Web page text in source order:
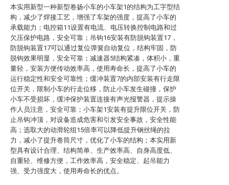
本实用新型一种新型卷扬小车的小车架1的结构为工字型结
构，减少了焊接工艺，增强了车架的强度，提高了小车的
承载能力；电控箱11设置有电流、电压转换控制电路和过
欠压保护电路，安全可靠；吊钩16安装有防脱钩装置17，
防脱钩装置17可以通过复位弹簧自动复位，结构牢固，防
脱钩效果明显，安全可靠；减速器5结构紧凑，体积小，重
量轻，安装方便传动效率高，使用寿命长，提高了小车的
运行稳定性和安全可靠性；缓冲装置7的内部安装有行走限
位开关，限制小车的行走位移，防止小车发生碰撞，保护
小车不受损坏，缓冲保护装置连接有声光报警器，提示操
作人员注意，安全可靠；小车架1安装有提升限位开关，防
止吊钩冲顶，对设备造成危害和引发安全事故，安全性能
高；选取大的动滑轮组15倍率可以降低提升钢丝绳的拉
力，减小了提升卷筒尺寸，优化了小车的结构；本实用新
型具有设计合理、结构简单、生产效率高、自身高度低、
自重轻、维修方便，工作效率高，安全稳定、起吊能力
强、受力强度大，使用寿命长的优点。